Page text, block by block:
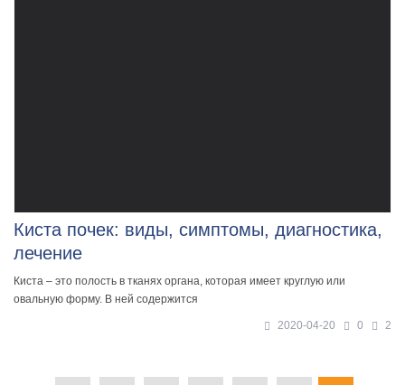
Киста почек: виды, симптомы, диагностика,
лечение
Киста – это полость в тканях органа, которая имеет круглую или
овальную форму. В ней содержится
2020-04-20 0 2